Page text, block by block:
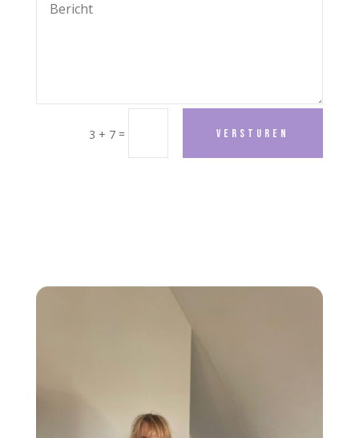
3 + 7 = Versturen